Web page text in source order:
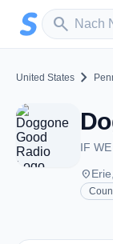
Zum Hauptinhalt
search
Sender
United States chevron_right
IF
place